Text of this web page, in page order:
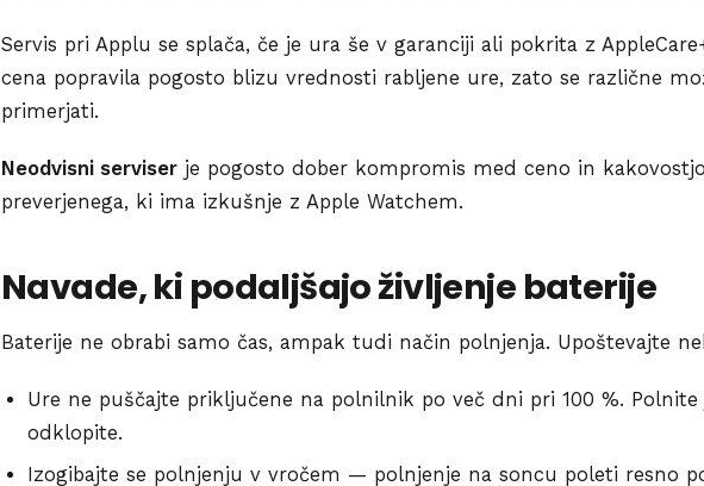
Servis pri Applu se splača, če je ura še v garanciji ali pokrita z
cena popravila pogosto blizu vrednosti rabljene ure, zato se različne
primerjati.
Neodvisni serviser je pogosto dober kompromis med ceno in
preverjenega, ki ima izkušnje z Apple Watchem.
Navade, ki podaljšajo življenje baterije
Baterije ne obrabi samo čas, ampak tudi način polnjenja. Upoštevajte
Ure ne puščajte priključene na polnilnik po več dni pri 100 %.
odklopite.
Izogibajte se polnjenju v vročem — polnjenje na soncu poleti resno